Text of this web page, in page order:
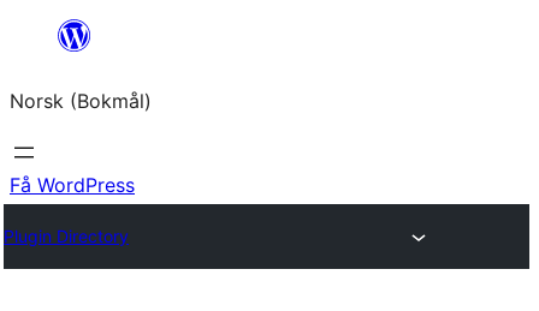
Hopp
innhold
Norsk (Bokmål)
Få WordPress
Plugin Directory